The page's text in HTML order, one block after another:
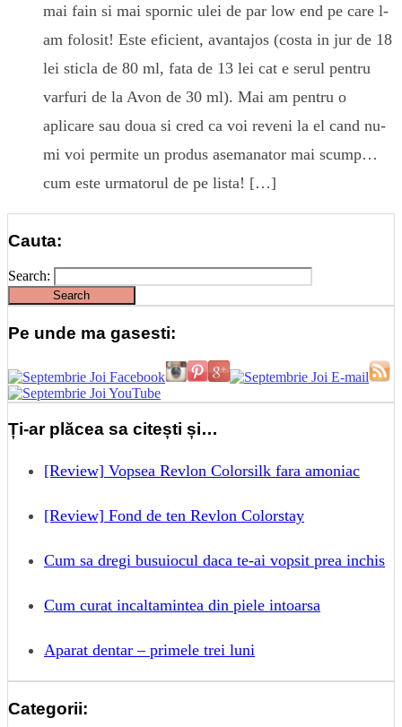
mai fain si mai spornic ulei de par low end pe care l-
am folosit! Este eficient, avantajos (costa in jur de 18
lei sticla de 80 ml, fata de 13 lei cat e serul pentru
varfuri de la Avon de 30 ml). Mai am pentru o
aplicare sau doua si cred ca voi reveni la el cand nu-
mi voi permite un produs asemanator mai scump…
cum este urmatorul de pe lista! […]
Cauta:
Search:
Pe unde ma gasesti:
Ți-ar plăcea sa citești și…
[Review] Vopsea Revlon Colorsilk fara amoniac
[Review] Fond de ten Revlon Colorstay
Cum sa dregi busuiocul daca te-ai vopsit prea inchis
Cum curat incaltamintea din piele intoarsa
Aparat dentar – primele trei luni
Categorii: